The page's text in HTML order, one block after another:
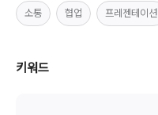
소통 협업 프레젠테이션
키워드